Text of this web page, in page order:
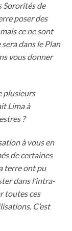
Sororités de
poser des
ce ne sont
dans le Plan
vous donner
plusieurs
Lima à
?
à vous en
de certaines
terre ont pu
dans l’intra-
toutes ces
C’est